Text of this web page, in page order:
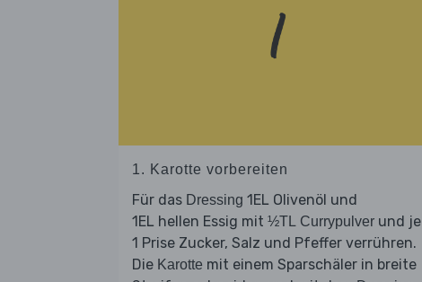
1. Karotte vorbereiten
Für das Dressing 1EL Olivenöl und
1EL hellen Essig mit ½TL Currypulver und je
1 Prise Zucker, Salz und Pfeffer verrühren.
Die Karotte mit einem Sparschäler in breite